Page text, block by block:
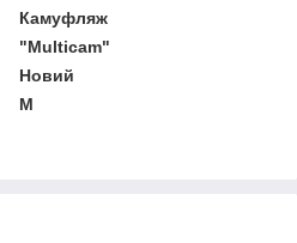
Камуфляж
"Multicam"
Новий
M